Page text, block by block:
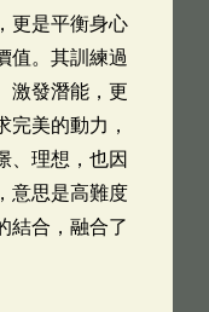
更是平衡身心
值。其訓練過
激發潛能，更
完美的動力，
、理想，也因
意思是高難度
結合，融合了